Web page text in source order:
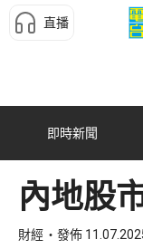
直播
即時新聞
內地股
財經 發佈